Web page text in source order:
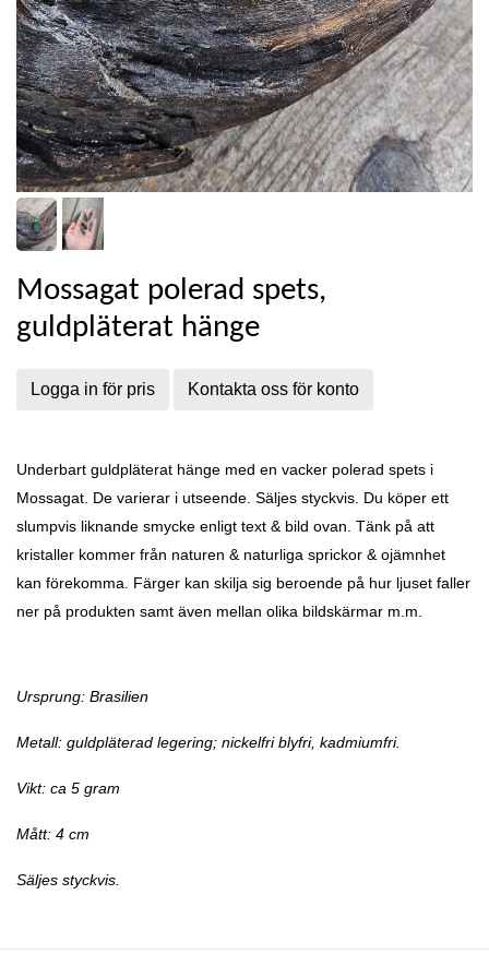
Mossagat polerad spets,
guldpläterat hänge
Logga in för pris Kontakta oss för konto
Underbart guldpläterat hänge med en vacker polerad spets i
Mossagat. De varierar i utseende. Säljes styckvis. Du köper ett
slumpvis liknande smycke enligt text & bild ovan. Tänk på att
kristaller kommer från naturen & naturliga sprickor & ojämnhet
kan förekomma. Färger kan skilja sig beroende på hur ljuset faller
ner på produkten samt även mellan olika bildskärmar m.m.
Ursprung: Brasilien
Metall: guldpläterad legering; nickelfriblyfri, kadmiumfri.
Vikt: ca 5 gram
Mått: 4 cm
Säljes styckvis.